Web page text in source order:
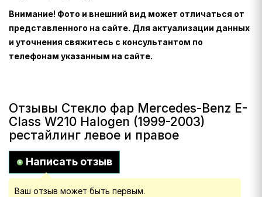
Внимание! Фото и внешний вид может отличаться от
представленного на сайте. Для актуализации данных
и уточнения свяжитесь с консультантом по
телефонам указанным на сайте.
Отзывы Стекло фар Mercedes-Benz E-
Class W210 Halogen (1999-2003)
рестайлинг левое и правое
Написать отзыв
Ваш отзыв может быть первым.